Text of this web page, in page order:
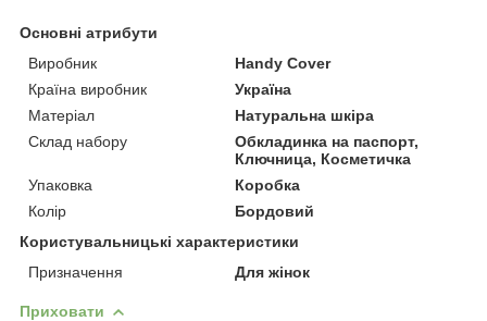
Основні атрибути
Виробник
Handy Cover
Країна виробник
Україна
Матеріал
Натуральна шкіра
Склад набору
Обкладинка на паспорт,
Ключница, Косметичка
Упаковка
Коробка
Колір
Бордовий
Користувальницькі характеристики
Призначення
Для жінок
Приховати